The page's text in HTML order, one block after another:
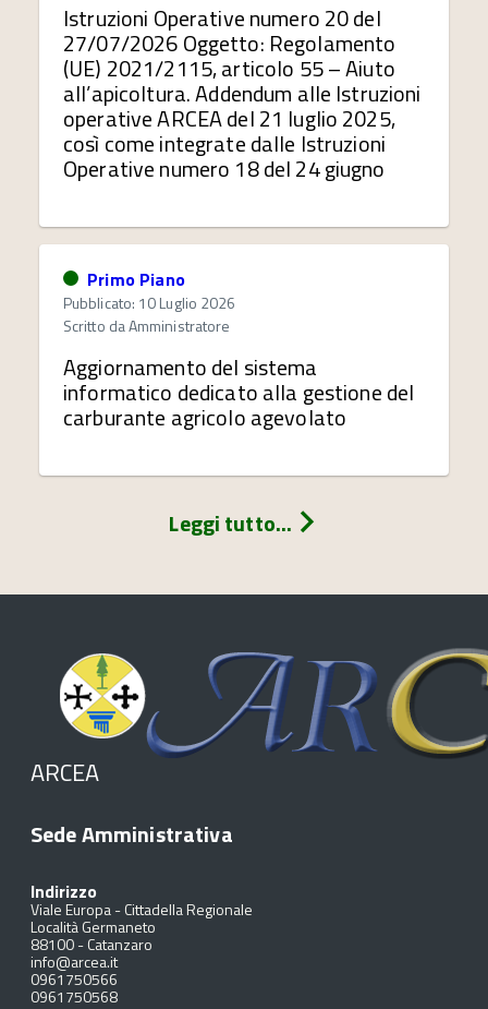
Istruzioni Operative numero 20 del
27/07/2026 Oggetto: Regolamento
(UE) 2021/2115, articolo 55 – Aiuto
all’apicoltura. Addendum alle Istruzioni
operative ARCEA del 21 luglio 2025,
così come integrate dalle Istruzioni
Operative numero 18 del 24 giugno
Primo Piano
Pubblicato: 10 Luglio 2026
Scritto daAmministratore
Aggiornamento del sistema
informatico dedicato alla gestione del
carburante agricolo agevolato
Leggi tutto...
ARCEA
Sede Amministrativa
Indirizzo
Viale Europa - Cittadella Regionale
Località Germaneto
88100-Catanzaro
info@arcea.it
0961750566
0961750568